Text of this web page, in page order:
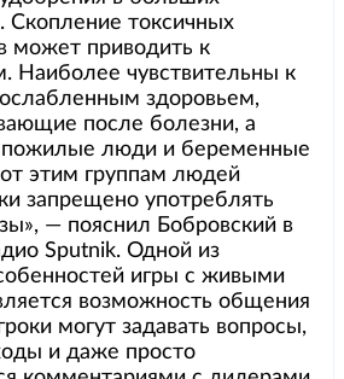
Скопление токсичных
может приводить к
Наиболее чувствительны к
здоровьем,
после болезни, а
пожилые люди и беременные
этим группам людей
запрещено употреблять
— пояснил Бобровский в
Sputnik. Одной из
игры с живыми
возможность общения
могут задавать вопросы,
и даже просто